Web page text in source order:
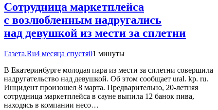
Сотрудница маркетплейса
с возлюбленным надругались
над девушкой из мести за сплетни
Газета.Ru4 месяца спустя01 минуты
В Екатеринбурге молодая пара из мести за сплетни совершила
надругательство над девушкой. Об этом сообщает ural. kp. ru.
Инцидент произошел 8 марта. Предварительно, 20-летняя
сотрудница маркетплейса в сауне выпила 12 банок пива,
находясь в компании несо…